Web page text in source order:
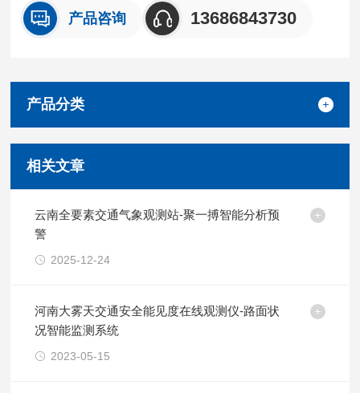
产品咨询 13686843730
产品分类
相关文章
云南全要素交通气象观测站-聚一搏智能分析预
警
2025-12-24
河南大雾天交通安全能见度在线观测仪-路面状
况智能监测系统
2023-05-15